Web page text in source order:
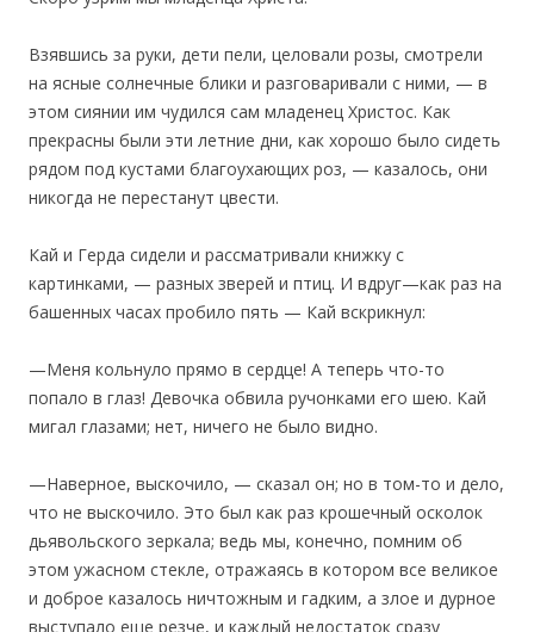
Взявшись за руки, дети пели, целовали розы, смотрели
на ясные солнечные блики и разговаривали с ними, — в
этом сиянии им чудился сам младенец Христос. Как
прекрасны были эти летние дни, как хорошо было сидеть
рядом под кустами благоухающих роз, — казалось, они
никогда не перестанут цвести.
Кай и Герда сидели и рассматривали книжку с
картинками, — разных зверей и птиц. И вдруг—как раз на
башенных часах пробило пять — Кай вскрикнул:
—Меня кольнуло прямо в сердце! А теперь что-то
попало в глаз! Девочка обвила ручонками его шею. Кай
мигал глазами; нет, ничего не было видно.
—Наверное, выскочило, — сказал он; но в том-то и дело,
что не выскочило. Это был как раз крошечный осколок
дьявольского зеркала; ведь мы, конечно, помним об
этом ужасном стекле, отражаясь в котором все великое
и доброе казалось ничтожным и гадким, а злое и дурное
выступало еще резче, и каждый недостаток сразу